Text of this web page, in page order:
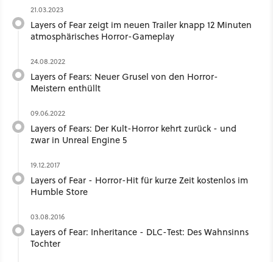
21.03.2023
Layers of Fear zeigt im neuen Trailer knapp 12 Minuten
atmosphärisches Horror-Gameplay
24.08.2022
Layers of Fears: Neuer Grusel von den Horror-
Meistern enthüllt
09.06.2022
Layers of Fears: Der Kult-Horror kehrt zurück - und
zwar in Unreal Engine 5
19.12.2017
Layers of Fear - Horror-Hit für kurze Zeit kostenlos im
Humble Store
03.08.2016
Layers of Fear: Inheritance - DLC-Test: Des Wahnsinns
Tochter